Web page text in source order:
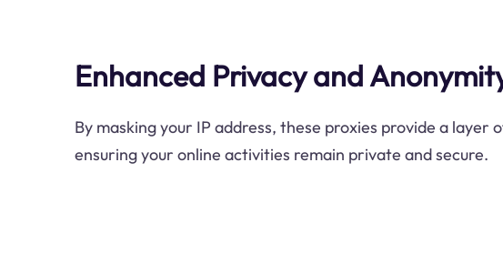
Enhanced Privacy and
By masking your IP address, these proxies provide a layer
ensuring your online activities remain private and secure.